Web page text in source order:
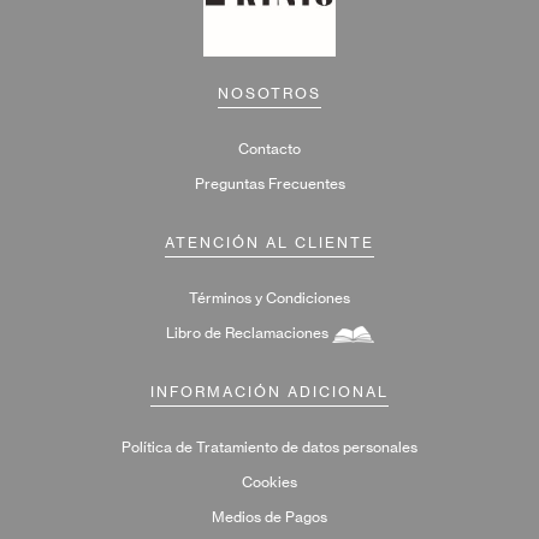
NOSOTROS
Contacto
Preguntas Frecuentes
ATENCIÓN AL CLIENTE
Términos y Condiciones
Libro de Reclamaciones
INFORMACIÓN ADICIONAL
Política de Tratamiento de datos personales
Cookies
Medios de Pagos